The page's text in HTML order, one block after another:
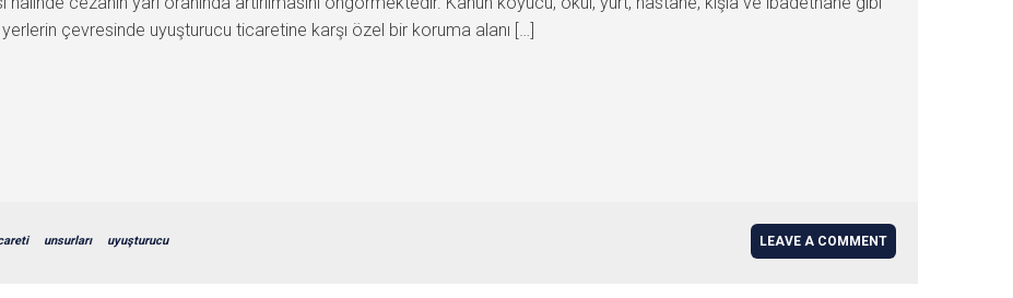
çevresinde uyuşturucu ticaretine karşı özel bir koruma alanı […]
unsurları uyuşturucu LEAVE A COMMENT